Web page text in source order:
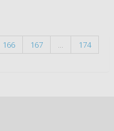
166 167 ...
174